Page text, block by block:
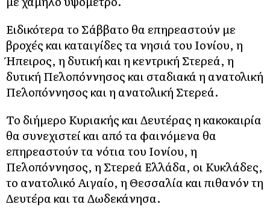
Ειδικότερα το Σάββατο θα επηρεαστούν με
βροχές και καταιγίδες τα νησιά του Ιονίου, η
Ήπειρος, η δυτική και η κεντρική Στερεά, η
δυτική Πελοπόννησος και σταδιακά η ανατολική
Πελοπόννησος και η ανατολική Στερεά.
Το διήμερο Κυριακής και Δευτέρας η κακοκαιρία
θα συνεχιστεί και από τα φαινόμενα θα
επηρεαστούν τα νότια του Ιονίου, η
Πελοπόννησος, η Στερεά Ελλάδα, οι Κυκλάδες,
το ανατολικό Αιγαίο, η Θεσσαλία και πιθανόν τη
Δευτέρα και τα Δωδεκάνησα.